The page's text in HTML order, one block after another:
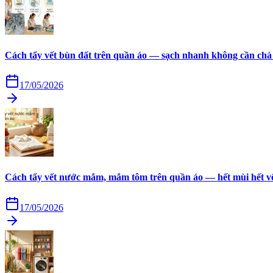
Cách tẩy vết bùn đất trên quần áo — sạch nhanh không cần
17/05/2026
Cách tẩy vết nước mắm, mắm tôm trên quần áo — hết mùi hết
17/05/2026